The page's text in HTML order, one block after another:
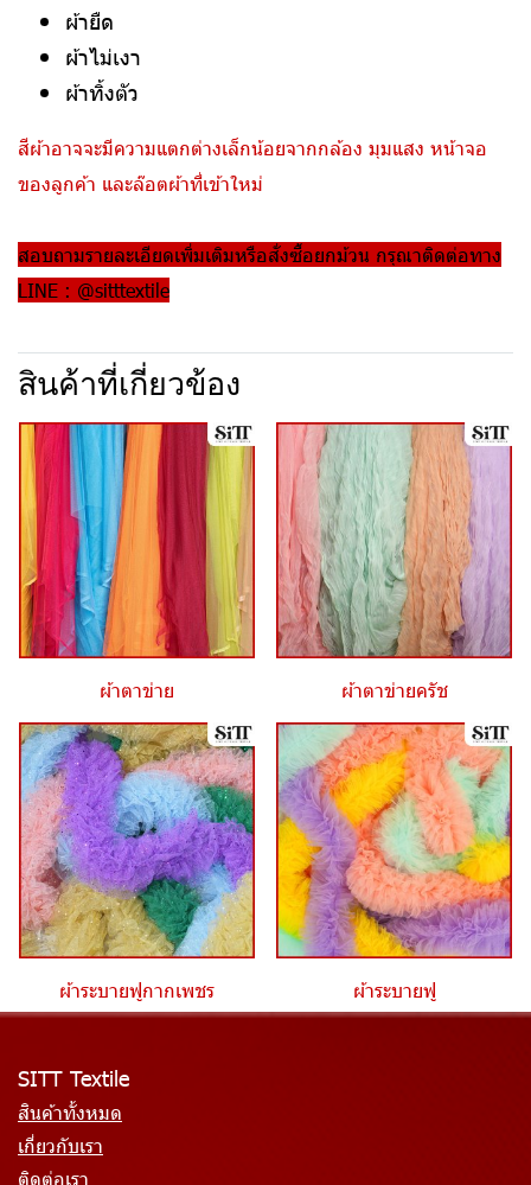
ผ้ายืด
ผ้าไม่เงา
ผ้าทิ้งตัว
สีผ้าอาจจะมีความแตกต่างเล็กน้อยจากกล้อง มุมแสง หน้าจอ
ของลูกค้า และล๊อตผ้าที่เข้าใหม่
สอบถามรายละเอียดเพิ่มเติมหรือสั่งซื้อยกม้วน กรุณาติดต่อทาง
LINE : @sitttextile
สินค้าที่เกี่ยวข้อง
ผ้าตาข่าย ผ้าตาข่ายครัช
ผ้าระบายฟูกากเพชร ผ้าระบายฟู
SITT Textile
สินค้าทั้งหมด
เกี่ยวกับเรา
ติดต่อเรา